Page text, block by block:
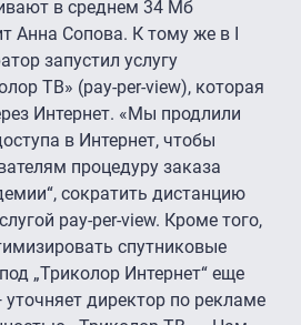
в среднем 34 Мб
Анна Сопова. К тому же в I
запустил услугу
ТВ» (pay-per-view), которая
Интернет. «Мы продлили
в Интернет, чтобы
процедуру заказа
сократить дистанцию
pay-per-view. Кроме того,
спутниковые
„Триколор Интернет“ еще
директор по рекламе